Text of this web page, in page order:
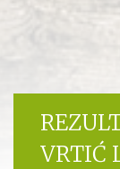
VRTIĆ